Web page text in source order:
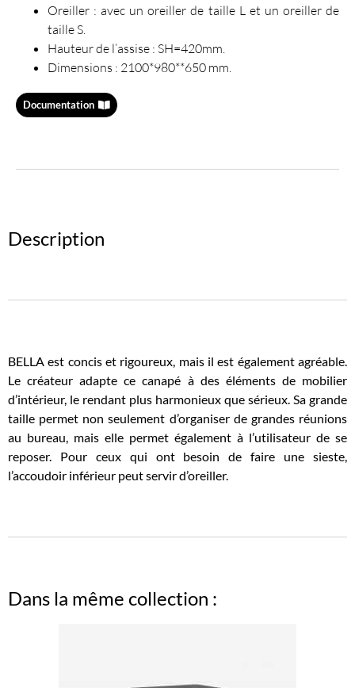
Oreiller : avec un oreiller de taille L et un oreiller de
taille S.
Hauteur de l’assise : SH=420mm.
Dimensions : 2100*980**650 mm.
Documentation
Description
BELLA est concis et rigoureux, mais il est également agréable.
Le créateur adapte ce canapé à des éléments de mobilier
d’intérieur, le rendant plus harmonieux que sérieux. Sa grande
taille permet non seulement d’organiser de grandes réunions
au bureau, mais elle permet également à l’utilisateur de se
reposer. Pour ceux qui ont besoin de faire une sieste,
l’accoudoir inférieur peut servir d’oreiller.
Dans la même collection :